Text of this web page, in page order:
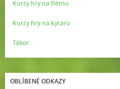
Kurzy hry na flétnu
Kurzy hry na kytaru
Tábor
OBLÍBENÉ ODKAZY